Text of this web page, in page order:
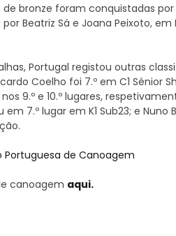
bronze foram conquistadas por
por Beatriz Sá e Joana Peixoto,
Portugal registou outras
Coelho foi 7.º em C1 Sénior
nos 9.º e 10.º lugares,
7.º lugar em K1 Sub23; e
Portuguesa de Canoagem
canoagem aqui.